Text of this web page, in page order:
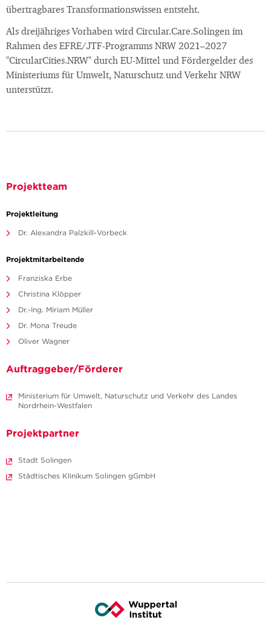
übertragbares Transformationswissen entsteht.
Als dreijähriges Vorhaben wird Circular.Care.Solingen im
Rahmen des EFRE/JTF-Programms NRW 2021–2027
"CircularCities.NRW" durch EU-Mittel und Fördergelder des
Ministeriums für Umwelt, Naturschutz und Verkehr NRW
unterstützt.
Projektteam
Projektleitung
Dr. Alexandra Palzkill-Vorbeck
Projektmitarbeitende
Franziska Erbe
Christina Klöpper
Dr.-Ing. Miriam Müller
Dr. Mona Treude
Oliver Wagner
Auftraggeber/Förderer
Ministerium für Umwelt, Naturschutz und Verkehr des Landes
Nordrhein-Westfalen
Projektpartner
Stadt Solingen
Städtisches Klinikum Solingen gGmbH